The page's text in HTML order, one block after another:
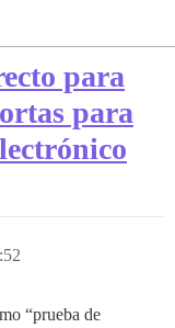
para
para
“prueba de